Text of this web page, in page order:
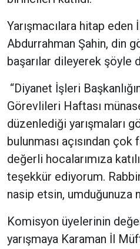
Yarışmacılara hitap eden
Abdurrahman Şahin, din
başarılar dileyerek şöyle
“Diyanet İşleri
Görevlileri Haftası
düzenlediği yarışmaları
bulunması açısından
değerli hocalarımıza
teşekkür ediyorum. Rabbim
nasip etsin, umduğunuza
Komisyon üyelerinin
yarışmaya Karaman İl